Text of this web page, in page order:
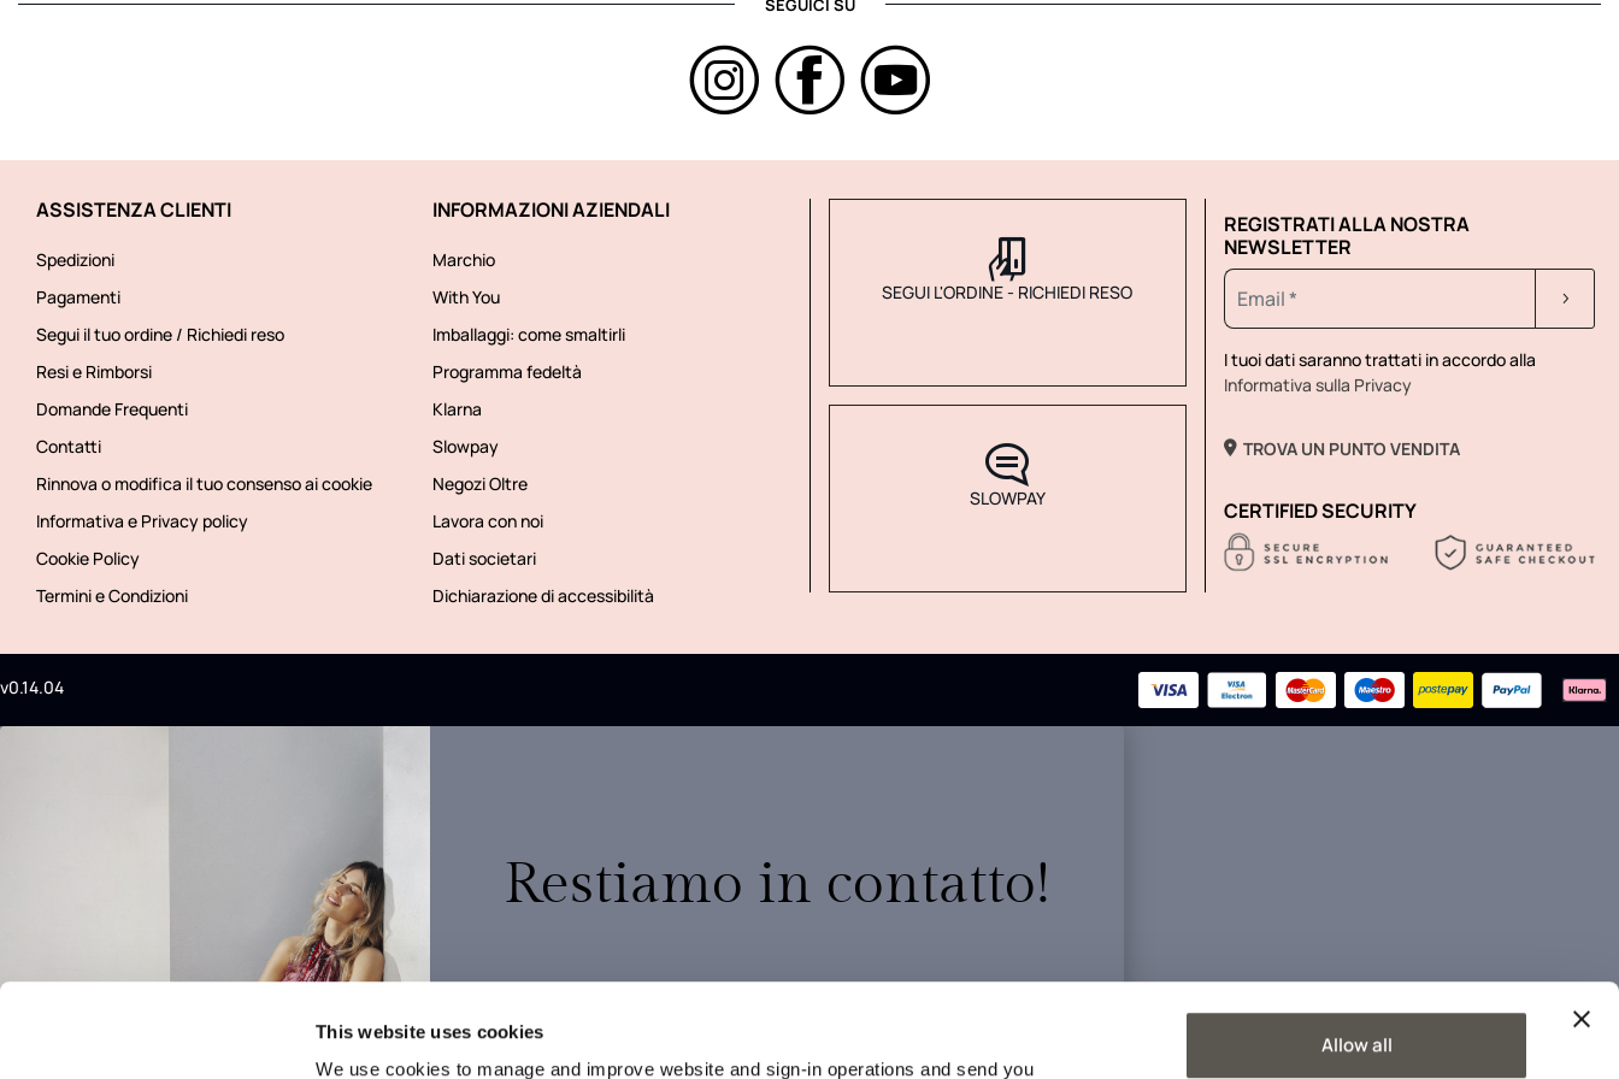
This website uses cookies
We use cookies to manage and improve website and sign-in operations and send you
Allow all
ASSISTENZA CLIENTI
Spedizioni
Pagamenti
Segui il tuo ordine / Richiedi reso
Resi e Rimborsi
Domande Frequenti
Contatti
Rinnova o modifica il tuo consenso ai cookie
Informativa e Privacy policy
Cookie Policy
Termini e Condizioni
INFORMAZIONI AZIENDALI
Marchio
With You
Imballaggi: come smaltirli
Programma fedeltà
Klarna
Slowpay
Negozi Oltre
Lavora con noi
Dati societari
Dichiarazione di accessibilità
SEGUI L'ORDINE - RICHIEDI RESO
SLOWPAY
REGISTRATI ALLA NOSTRA
NEWSLETTER
I tuoi dati saranno trattati in accordo alla
Informativa sulla Privacy
TROVA UN PUNTO VENDITA
CERTIFIED SECURITY
v0.14.04
Restiamo in contatto!